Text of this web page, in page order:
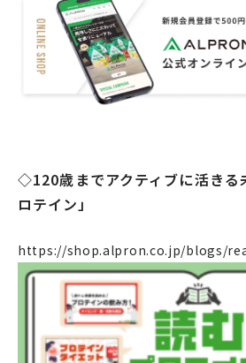
企業情報
製造・工場
社会課題への取り
ニュース
リクルート
◇120歳までアクティブに活きる
ロテイン」
https://shop.alpron.co.jp/blogs/